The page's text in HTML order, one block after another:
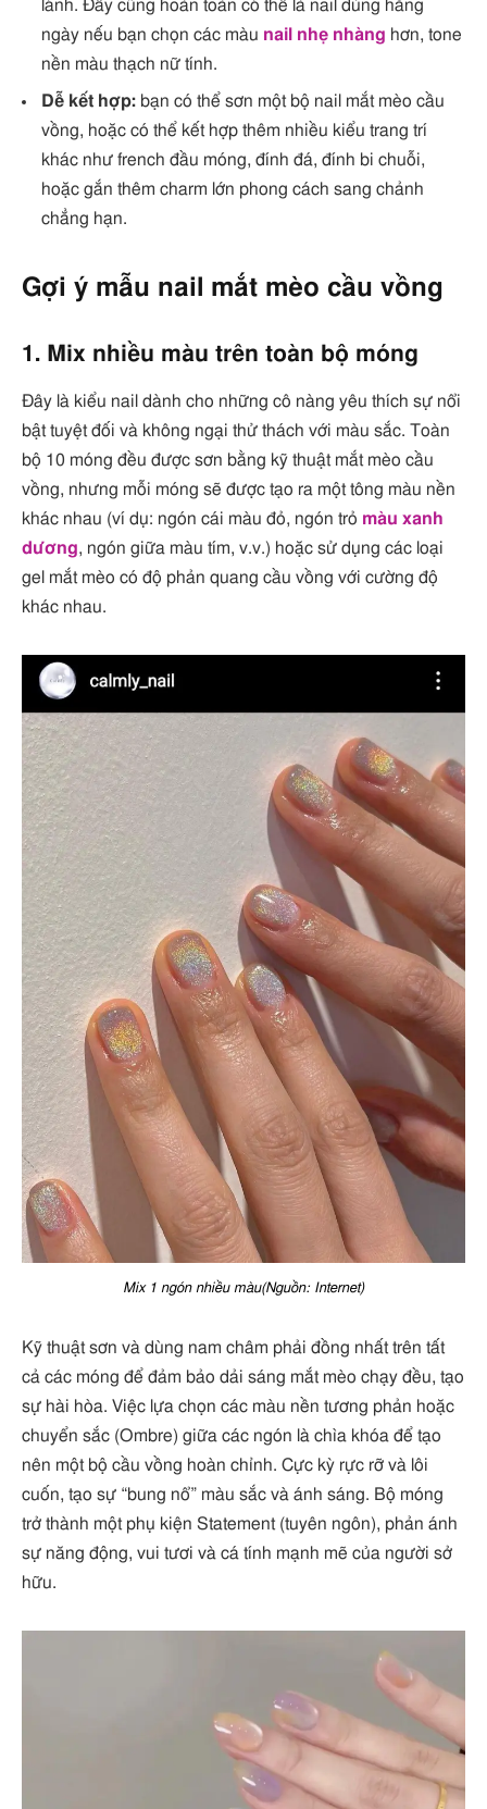
lánh. Đây cũng hoàn toàn có thể là nail dùng hằng
ngày nếu bạn chọn các màu nail nhẹ nhàng hơn, tone
nền màu thạch nữ tính.
Dễ kết hợp: bạn có thể sơn một bộ nail mắt mèo cầu
vồng, hoặc có thể kết hợp thêm nhiều kiểu trang trí
khác như french đầu móng, đính đá, đính bi chuỗi,
hoặc gắn thêm charm lớn phong cách sang chảnh
chẳng hạn.
Gợi ý mẫu nail mắt mèo cầu vồng
1. Mix nhiều màu trên toàn bộ móng
Đây là kiểu nail dành cho những cô nàng yêu thích sự nổi
bật tuyệt đối và không ngại thử thách với màu sắc. Toàn
bộ 10 móng đều được sơn bằng kỹ thuật mắt mèo cầu
vồng, nhưng mỗi móng sẽ được tạo ra một tông màu nền
khác nhau (ví dụ: ngón cái màu đỏ, ngón trỏ màu xanh
dương, ngón giữa màu tím, v.v.) hoặc sử dụng các loại
gel mắt mèo có độ phản quang cầu vồng với cường độ
khác nhau.
Mix 1 ngón nhiều màu(Nguồn: Internet)
Kỹ thuật sơn và dùng nam châm phải đồng nhất trên tất
cả các móng để đảm bảo dải sáng mắt mèo chạy đều, tạo
sự hài hòa. Việc lựa chọn các màu nền tương phản hoặc
chuyển sắc (Ombre) giữa các ngón là chìa khóa để tạo
nên một bộ cầu vồng hoàn chỉnh. Cực kỳ rực rỡ và lôi
cuốn, tạo sự “bung nổ” màu sắc và ánh sáng. Bộ móng
trở thành một phụ kiện Statement (tuyên ngôn), phản ánh
sự năng động, vui tươi và cá tính mạnh mẽ của người sở
hữu.